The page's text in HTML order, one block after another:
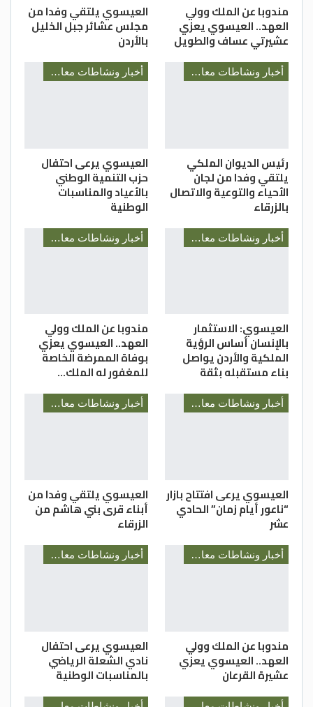
مندوبا عن الملك وولي
العهد.. العيسوي يعزي
عشيرتي عساف والطويل
العيسوي يلتقي وفدا من
مجلس عشائر جبل الخليل
بالأردن
أخبار ونشاطات معالي رئيس الديوان الملكي السيد يوسف العيسوي
رئيس الديوان الملكي
يلتقي وفدا من لجان
الأحياء والتوعية والاتصال
بالزرقاء
أخبار ونشاطات معالي رئيس الديوان الملكي السيد يوسف العيسوي
العيسوي يرعى احتفال
حزب التنمية الوطني
بالأعياد والمناسبات
الوطنية
أخبار ونشاطات معالي رئيس الديوان الملكي السيد يوسف العيسوي
العيسوي: الاستثمار
بالإنسان أساس الرؤية
الملكية والأردن يواصل
بناء مستقبله بثقة
أخبار ونشاطات معالي رئيس الديوان الملكي السيد يوسف العيسوي
مندوبا عن الملك وولي
العهد.. العيسوي يعزي
بوفاة الممرضة الخاصة
للمغفور له الملك…
أخبار ونشاطات معالي رئيس الديوان الملكي السيد يوسف العيسوي
العيسوي يرعى افتتاح بازار
“ناعور أيام زمان” الحادي
عشر
أخبار ونشاطات معالي رئيس الديوان الملكي السيد يوسف العيسوي
العيسوي يلتقي وفدا من
أبناء قرى بني هاشم من
الزرقاء
أخبار ونشاطات معالي رئيس الديوان الملكي السيد يوسف العيسوي
مندوبا عن الملك وولي
العهد.. العيسوي يعزي
عشيرة القرعان
أخبار ونشاطات معالي رئيس الديوان الملكي السيد يوسف العيسوي
العيسوي يرعى احتفال
نادي الشعلة الرياضي
بالمناسبات الوطنية